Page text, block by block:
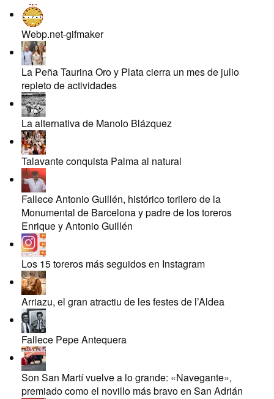
Webp.net-gifmaker
La Peña Taurina Oro y Plata cierra un mes de julio
repleto de actividades
La alternativa de Manolo Blázquez
Talavante conquista Palma al natural
Fallece Antonio Guillén, histórico torilero de la
Monumental de Barcelona y padre de los toreros
Enrique y Antonio Guillén
Los 15 toreros más seguidos en Instagram
Arriazu, el gran atractiu de les festes de l’Aldea
Fallece Pepe Antequera
Son San Martí vuelve a lo grande: «Navegante»,
premiado como el novillo más bravo en San Adrián